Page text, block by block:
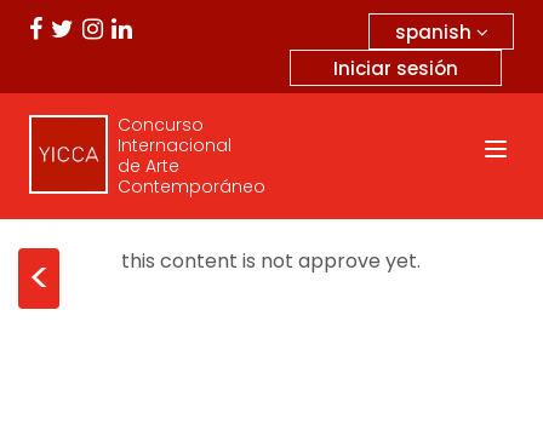
spanish
Iniciar sesión
Concurso
Internacional
de Arte
Contemporáneo
< this content is not approve yet.